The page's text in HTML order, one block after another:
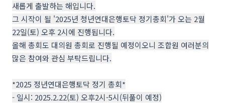
새롭게 출발하는 해입니다.
그 시작이 될 '2025년 청년연대은행토닥 정기총회'가 오는 2월
22일(토) 오후 2시에 진행됩니다.
올해 총회도 대의원 총회로 진행될 예정이오니 조합원 여러분의
많은 참여와 관심 부탁드립니다.
*2025 정년연대은행토닥 정기 총회*
- 일시: 2025.2.22(토) 오후2시-5시(뒤풀이 예정)